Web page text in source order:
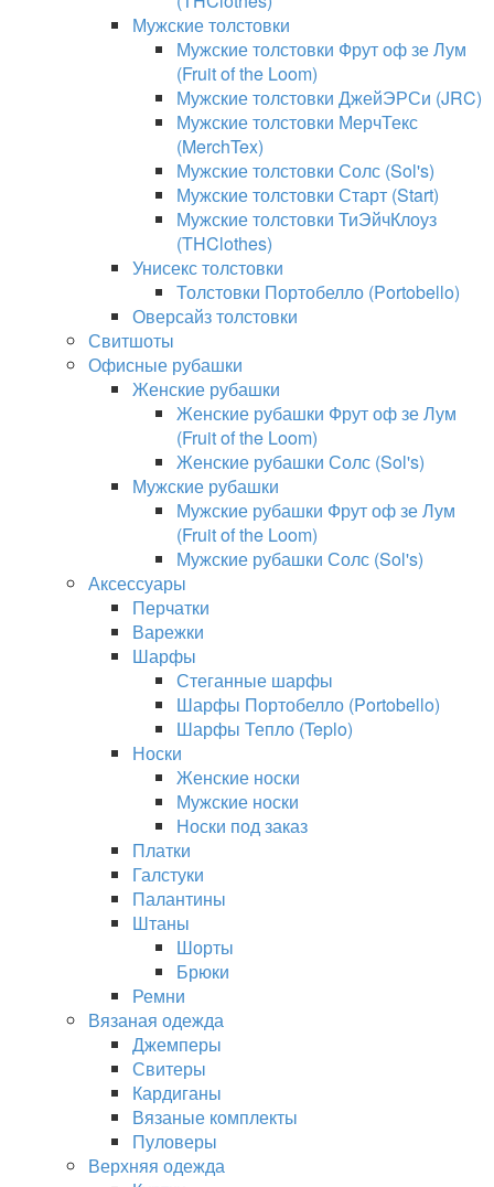
Мужские толстовки
Мужские толстовки Фрут оф зе Лум
(Fruit of the Loom)
Мужские толстовки ДжейЭРСи (JRC)
Мужские толстовки МерчТекс
(MerchTex)
Мужские толстовки Солс (Sol's)
Мужские толстовки Старт (Start)
Мужские толстовки ТиЭйчКлоуз
(THClothes)
Унисекс толстовки
Толстовки Портобелло (Portobello)
Оверсайз толстовки
Свитшоты
Офисные рубашки
Женские рубашки
Женские рубашки Фрут оф зе Лум
(Fruit of the Loom)
Женские рубашки Солс (Sol's)
Мужские рубашки
Мужские рубашки Фрут оф зе Лум
(Fruit of the Loom)
Мужские рубашки Солс (Sol's)
Аксессуары
Перчатки
Варежки
Шарфы
Стеганные шарфы
Шарфы Портобелло (Portobello)
Шарфы Тепло (Teplo)
Носки
Женские носки
Мужские носки
Носки под заказ
Платки
Галстуки
Палантины
Штаны
Шорты
Брюки
Ремни
Вязаная одежда
Джемперы
Свитеры
Кардиганы
Вязаные комплекты
Пуловеры
Верхняя одежда